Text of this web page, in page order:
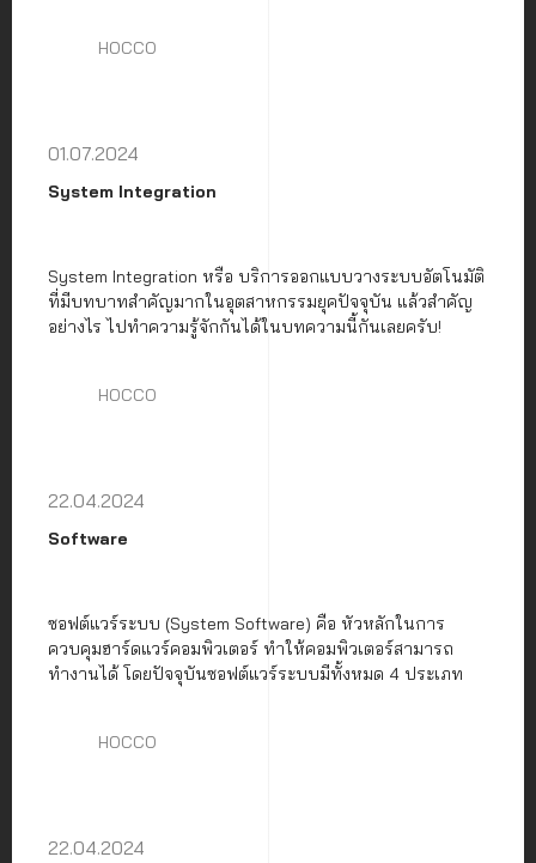
HOCCO
01.07.2024
System Integration
System Integration หรือ บริการออกแบบวางระบบอัตโนมัติ
ที่มีบทบาทสำคัญมากในอุตสาหกรรมยุคปัจจุบัน แล้วสำคัญ
อย่างไร ไปทำความรู้จักกันได้ในบทความนี้กันเลยครับ!
HOCCO
22.04.2024
Software
ซอฟต์แวร์ระบบ (System Software) คือ หัวหลักในการ
ควบคุมฮาร์ดแวร์คอมพิวเตอร์ ทำให้คอมพิวเตอร์สามารถ
ทำงานได้ โดยปัจจุบันซอฟต์แวร์ระบบมีทั้งหมด 4 ประเภท
HOCCO
22.04.2024